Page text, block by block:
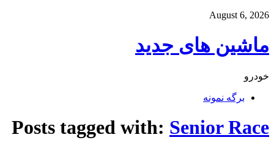
August 6, 2026
ماشین های جدید
خودرو
برگه نمونه
Posts tagged with: Senior Race